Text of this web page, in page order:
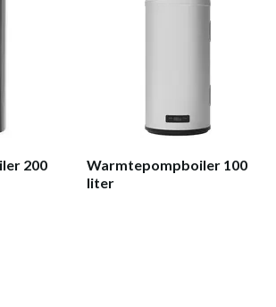
200
Warmtepompboiler 100
liter